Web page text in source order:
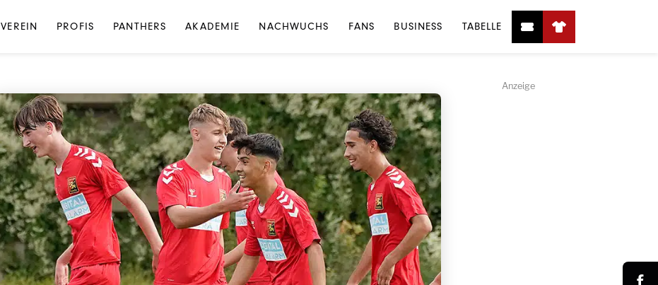
VEREIN PROFIS PANTHERS AKADEMIE NACHWUCHS FANS BUSINESS TABELLE
Anzeige